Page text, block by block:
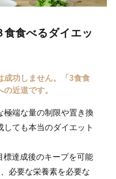
食食べるダイエッ
功しません。
「3食食
近道です。
極端な量の制限や置き換
しても本当のダイエット
標達成後のキープを可能
必要な栄養素を必要な